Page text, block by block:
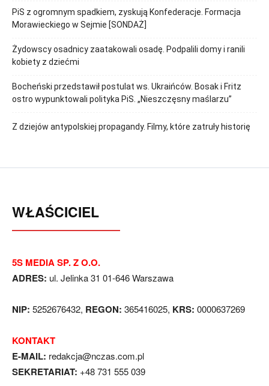
PiS z ogromnym spadkiem, zyskują Konfederacje. Formacja
Morawieckiego w Sejmie [SONDAŻ]
Żydowscy osadnicy zaatakowali osadę. Podpalili domy i ranili
kobiety z dziećmi
Bocheński przedstawił postulat ws. Ukraińców. Bosak i Fritz
ostro wypunktowali polityka PiS. „Nieszczęsny maślarzu”
Z dziejów antypolskiej propagandy. Filmy, które zatruły historię
WŁAŚCICIEL
5S MEDIA SP. Z O.O.
ADRES: ul. Jelinka 31 01-646 Warszawa
NIP: 5252676432, REGON: 365416025, KRS: 0000637269
KONTAKT
E-MAIL: redakcja@nczas.com.pl
SEKRETARIAT: +48 731 555 039